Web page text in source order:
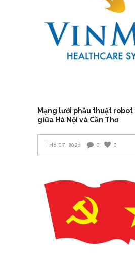
Mạng lưới phẫu thuật robot
giữa Hà Nội và Cần Thơ
TH8 07, 2026 0 0